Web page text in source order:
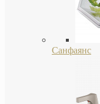
Санфаянс